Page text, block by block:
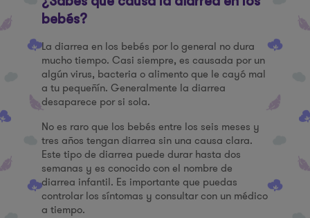
bebés?
La diarrea en los bebés por lo general no dura
mucho tiempo. Casi siempre, es causada por un
algún virus, bacteria o alimento que le cayó mal
a tu pequeñín. Generalmente la diarrea
desaparece por si sola.
No es raro que los bebés entre los seis meses y
tres años tengan diarrea sin una causa clara.
Este tipo de diarrea puede durar hasta dos
semanas y es conocido con el nombre de
diarrea infantil. Es importante que puedas
controlar los síntomas y consultar con un médico
a tiempo.